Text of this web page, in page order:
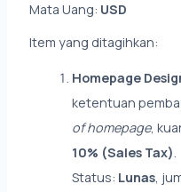
Mata Uang: USD
Item yang ditagihkan:
Homepage
ketentuan
of homepage,
10% (Sales Tax).
Status: Lunas,